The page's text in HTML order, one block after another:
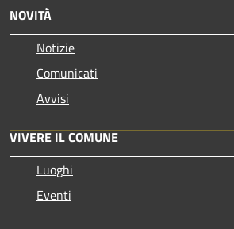
NOVITÀ
Notizie
Comunicati
Avvisi
VIVERE IL COMUNE
Luoghi
Eventi